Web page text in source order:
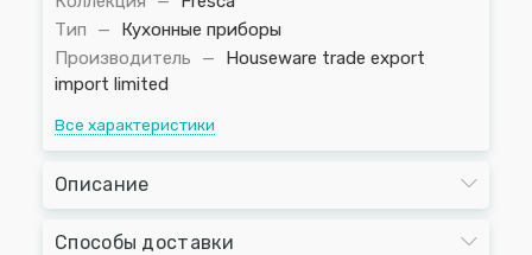
Тип
—
Кухонные приборы
Производитель
—
Houseware trade export
import limited
Все характеристики
Описание
Способы доставки